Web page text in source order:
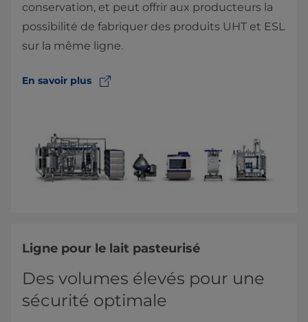
conservation, et peut offrir aux producteurs la
possibilité de fabriquer des produits UHT et ESL
sur la même ligne.
En savoir plus
Ligne pour le lait pasteurisé
Des volumes élevés pour une
sécurité optimale